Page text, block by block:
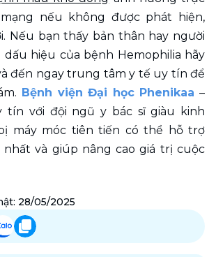
nếu không được phát hiện,
Nếu bạn thấy bản thân hay người
hiệu của bệnh Hemophilia hãy
đến ngay trung tâm y tế uy tín để
Bệnh viện Đại học Phenikaa –
tín với đội ngũ y bác sĩ giàu kinh
máy móc tiên tiến có thể hỗ trợ
và giúp nâng cao giá trị cuộc
28/05/2025